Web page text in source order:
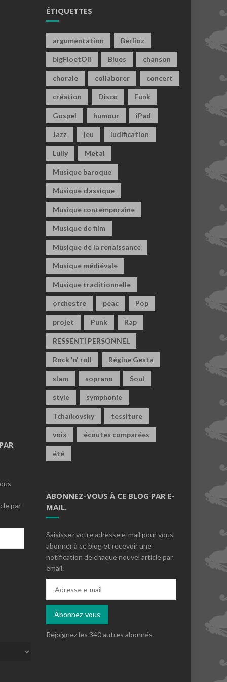
par
ÉTIQUETTES
argumentation Berlioz
bigFloetOli Blues chanson
chorale collaborer concert
création Disco Funk
Gospel humour iPad
Jazz jeu ludification
Lully Metal
Musique baroque
Musique classique
Musique contemporaine
Musique de film
Musique de la renaissance
Musique médiévale
Musique traditionnelle
orchestre peac Pop
projet Punk Rap
RESSENTI PERSONNEL
Rock 'n' roll Régine Gesta
slam soprano Soul
style symphonie
Tchaïkovsky tessiture
voix écoutes comparées
été
ABONNEZ-VOUS À CE BLOG PAR E-
MAIL.
Saisissez votre adresse e-mail pour vous
abonner à ce blog et recevoir une
notification de chaque nouvel article par
email.
mail
Abonnez-vous
Rejoignez les 340 autres abonnés